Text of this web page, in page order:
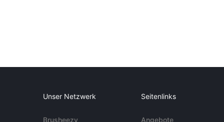
Unser Netzwerk
Brusheezy
Seitenlinks
Angebote